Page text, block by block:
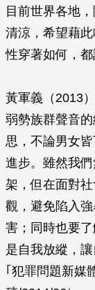
目前世界各地
清涼，希望藉
性穿著如何，都
黃軍義（2013
弱勢族群聲音
思，不論男女
進步。雖然我
架，但在面對
觀，避免陷入
害；同時也要
是自我放縱，
｢犯罪問題新媒